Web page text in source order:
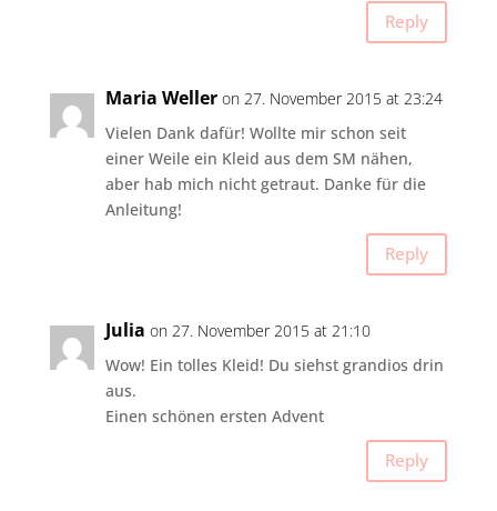
Reply
Maria Weller on 27. November 2015 at 23:24
Vielen Dank dafür! Wollte mir schon seit
einer Weile ein Kleid aus dem SM nähen,
aber hab mich nicht getraut. Danke für die
Anleitung!
Reply
Julia on 27. November 2015 at 21:10
Wow! Ein tolles Kleid! Du siehst grandios drin
aus.
Einen schönen ersten Advent
Reply